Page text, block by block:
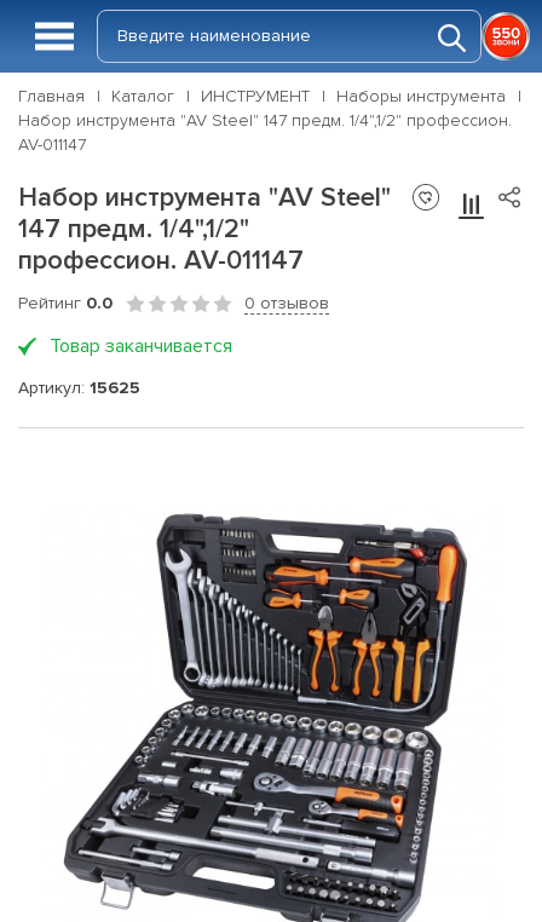
Главная Каталог ИНСТРУМЕНТ
Наборы инструмента
Набор инструмента "AV Steel" 147 предм. 1/4",1/2" профессион.
AV-011147
Набор инструмента "AV Steel"
147 предм. 1/4",1/2"
профессион. AV-011147
Рейтинг 0.0 0 отзывов
Товар заканчивается
Артикул: 15625